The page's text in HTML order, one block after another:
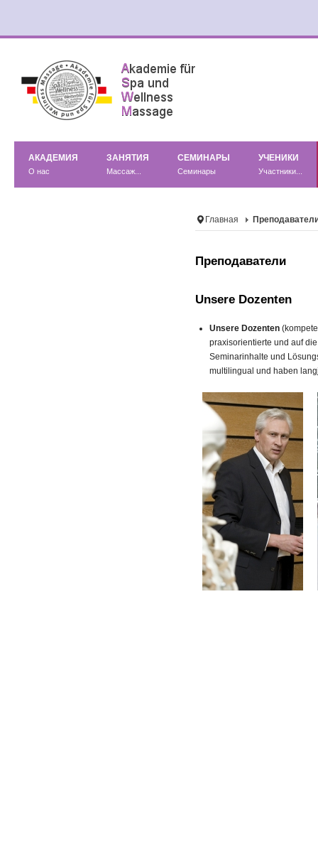
АКАДЕМИЯ
О нас
ЗАНЯТИЯ
Массаж...
СЕМИНАРЫ
Семинары
УЧЕНИКИ
Участники...
Главная
Преподаватели
Unsere Dozenten
Unsere Dozenten
praxisorientierte und auf
Seminarinhalte und
multilingual und haben